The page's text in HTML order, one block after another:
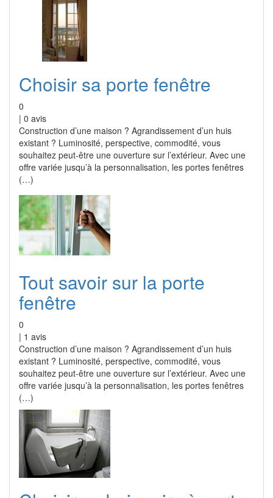
Choisir sa porte fenêtre
0
| 0 avis
Construction d’une maison ? Agrandissement d’un huis
existant ? Luminosité, perspective, commodité, vous
souhaitez peut-être une ouverture sur l’extérieur. Avec une
offre variée jusqu’à la personnalisation, les portes fenêtres
(…)
Tout savoir sur la porte
fenêtre
0
| 1 avis
Construction d’une maison ? Agrandissement d’un huis
existant ? Luminosité, perspective, commodité, vous
souhaitez peut-être une ouverture sur l’extérieur. Avec une
offre variée jusqu’à la personnalisation, les portes fenêtres
(…)